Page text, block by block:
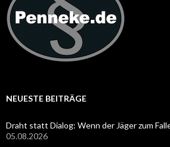
NEUESTE BEITRÄGE
Draht statt Dialog: Wenn der Jäger zum
05.08.2026